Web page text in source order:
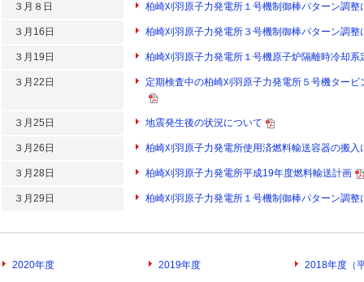
３月８日 柏崎刈羽原子力発電所１号機制御棒パターン調
３月16日 柏崎刈羽原子力発電所３号機制御棒パターン調
３月19日 柏崎刈羽原子力発電所１号機原子炉隔離時冷却
３月22日 定期検査中の柏崎刈羽原子力発電所５号機ター
３月25日 地震発生後の状況について
３月26日 柏崎刈羽原子力発電所使用済燃料輸送容器の搬入
３月28日 柏崎刈羽原子力発電所平成19年度燃料輸送計画
３月29日 柏崎刈羽原子力発電所１号機制御棒パターン調
2020年度 2019年度 2018年度（